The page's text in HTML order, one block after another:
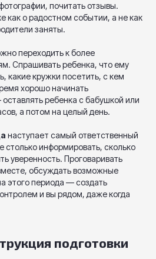
почитать отзывы.
как о радостном событии, а не как
заняты.
переходить к более
Спрашивать ребенка, что ему
какие кружки посетить, с кем
хорошо начинать
ребенка с бабушкой или
а потом на целый день.
наступает самый ответственный
столько информировать, сколько
уверенность. Проговаривать
обсуждать возможные
этого периода — создать
и вы рядом, даже когда
подготовки